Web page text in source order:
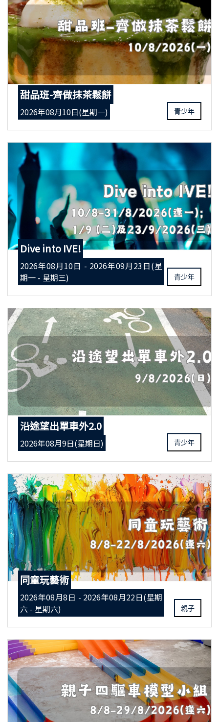
甜品班-齊做抹茶鬆餅
2026年08月10日(星期一) 青少年
Dive into IVE!
2026年08月10日 - 2026年09月23日(星
期一 - 星期三)
青少年
沿途望出單車外2.0
2026年08月9日(星期日) 青少年
同童玩藝術
2026年08月8日 - 2026年08月22日(星期
六 - 星期六)
親子